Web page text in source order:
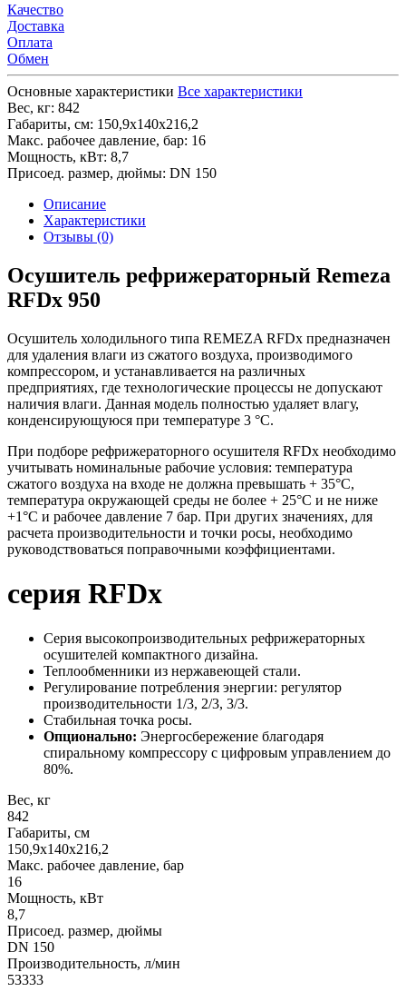
Качество
Доставка
Оплата
Обмен
Основные характеристики Все характеристики
Вес, кг: 842
Габариты, см: 150,9х140х216,2
Макс. рабочее давление, бар: 16
Мощность, кВт: 8,7
Присоед. размер, дюймы: DN 150
Описание
Характеристики
Отзывы (0)
Осушитель рефрижераторный Remeza
RFDx 950
Осушитель холодильного типа REMEZA RFDx предназначен
для удаления влаги из сжатого воздуха, производимого
компрессором, и устанавливается на различных
предприятиях, где технологические процессы не допускают
наличия влаги. Данная модель полностью удаляет влагу,
конденсирующуюся при температуре 3 °С.
При подборе рефрижераторного осушителя RFDx необходимо
учитывать номинальные рабочие условия: температура
сжатого воздуха на входе не должна превышать + 35°С,
температура окружающей среды не более + 25°С и не ниже
+1°С и рабочее давление 7 бар. При других значениях, для
расчета производительности и точки росы, необходимо
руководствоваться поправочными коэффициентами.
серия RFDx
Серия высокопроизводительных рефрижераторных
осушителей компактного дизайна.
Теплообменники из нержавеющей стали.
Регулирование потребления энергии: регулятор
производительности 1/3, 2/3, 3/3.
Стабильная точка росы.
Опционально: Энергосбережение благодаря
спиральному компрессору с цифровым управлением до
80%.
Вес, кг
842
Габариты, см
150,9х140х216,2
Макс. рабочее давление, бар
16
Мощность, кВт
8,7
Присоед. размер, дюймы
DN 150
Производительность, л/мин
53333